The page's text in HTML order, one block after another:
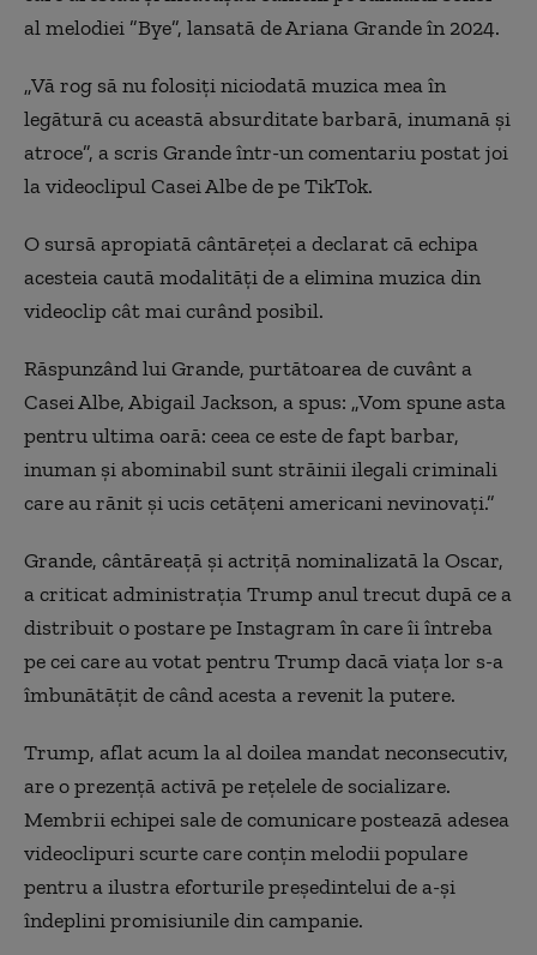
al melodiei ”Bye”, lansată de Ariana Grande în 2024.
„Vă rog să nu folosiți niciodată muzica mea în
legătură cu această absurditate barbară, inumană și
atroce”, a scris Grande într-un comentariu postat joi
la videoclipul Casei Albe de pe TikTok.
O sursă apropiată cântăreței a declarat că echipa
acesteia caută modalități de a elimina muzica din
videoclip cât mai curând posibil.
Răspunzând lui Grande, purtătoarea de cuvânt a
Casei Albe, Abigail Jackson, a spus: „Vom spune asta
pentru ultima oară: ceea ce este de fapt barbar,
inuman și abominabil sunt străinii ilegali criminali
care au rănit și ucis cetățeni americani nevinovați.”
Grande, cântăreață și actriță nominalizată la Oscar,
a criticat administrația Trump anul trecut după ce a
distribuit o postare pe Instagram în care îi întreba
pe cei care au votat pentru Trump dacă viața lor s-a
îmbunătățit de când acesta a revenit la putere.
Trump, aflat acum la al doilea mandat neconsecutiv,
are o prezență activă pe rețelele de socializare.
Membrii echipei sale de comunicare postează adesea
videoclipuri scurte care conțin melodii populare
pentru a ilustra eforturile președintelui de a-și
îndeplini promisiunile din campanie.